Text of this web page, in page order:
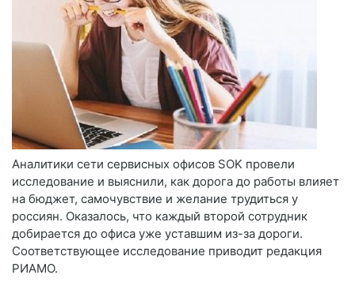
Аналитики сети сервисных офисов SOK провели
исследование и выяснили, как дорога до работы влияет
на бюджет, самочувствие и желание трудиться у
россиян. Оказалось, что каждый второй сотрудник
добирается до офиса уже уставшим из-за дороги.
Соответствующее исследование приводит редакция
РИАМО.